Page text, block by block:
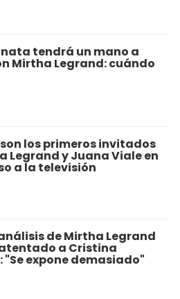
tendrá un mano a
Mirtha Legrand: cuándo
los primeros invitados
Legrand y Juana Viale en
a la televisión
de Mirtha Legrand
a Cristina
"Se expone demasiado"